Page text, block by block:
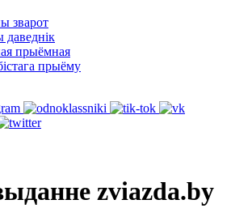
зварот
прыёмная
прыёму
zviazda.by